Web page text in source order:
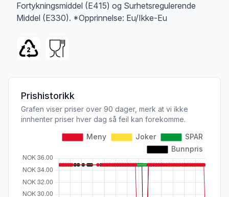
Fortykningsmiddel (E415) og Surhetsregulerende
Middel (E330). *Opprinnelse: Eu/Ikke-Eu
Prishistorikk
Grafen viser priser over 90 dager, merk at vi ikke
innhenter priser hver dag så feil kan forekomme.